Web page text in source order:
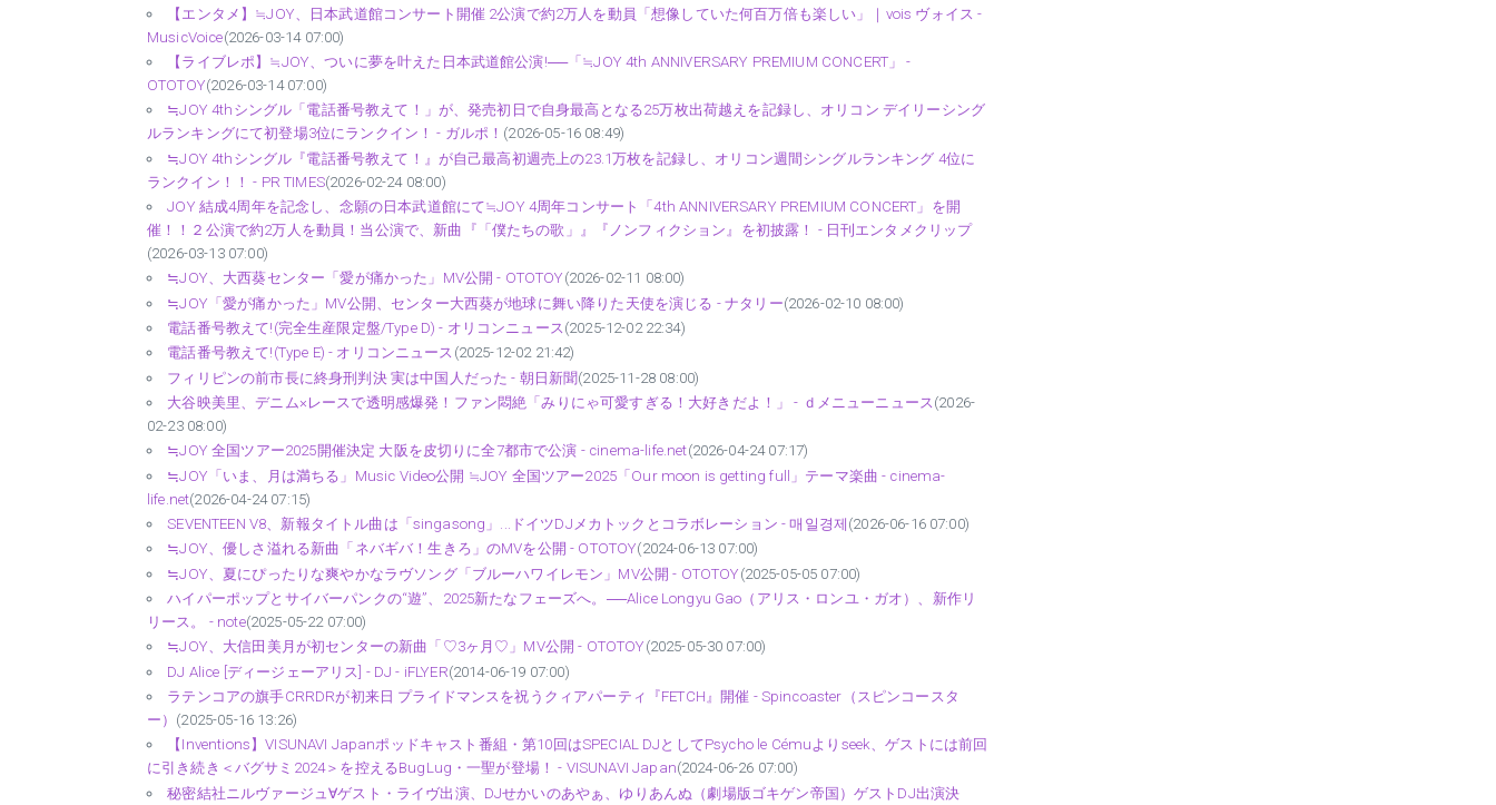
【エンタメ】≒JOY、日本武道館コンサート開催 2公演で約2万人を動員「想像していた何百万倍も楽しい」｜vois ヴォイス -
MusicVoice(2026-03-14 07:00)
【ライブレポ】≒JOY、ついに夢を叶えた日本武道館公演!──「≒JOY 4th ANNIVERSARY PREMIUM CONCERT」 -
OTOTOY(2026-03-14 07:00)
≒JOY 4thシングル「電話番号教えて！」が、発売初日で自身最高となる25万枚出荷越えを記録し、オリコン デイリーシング
ルランキングにて初登場3位にランクイン！ - ガルポ！ (2026-05-16 08:49)
≒JOY 4thシングル『電話番号教えて！』が自己最高初週売上の23.1万枚を記録し、オリコン週間シングルランキング 4位に
ランクイン！！ - PR TIMES(2026-02-24 08:00)
JOY 結成4周年を記念し、念願の日本武道館にて≒JOY 4周年コンサート「4th ANNIVERSARY PREMIUM CONCERT」を開
催！！２公演で約2万人を動員！当公演で、新曲『「僕たちの歌」』『ノンフィクション』を初披露！ - 日刊エンタメクリップ
(2026-03-13 07:00)
≒JOY、大西葵センター「愛が痛かった」MV公開 - OTOTOY (2026-02-11 08:00)
≒JOY「愛が痛かった」MV公開、センター大西葵が地球に舞い降りた天使を演じる - ナタリー(2026-02-10 08:00)
電話番号教えて!(完全生産限定盤/Type D) - オリコンニュース(2025-12-02 22:34)
電話番号教えて!(Type E) - オリコンニュース (2025-12-02 21:42)
フィリピンの前市長に終身刑判決 実は中国人だった - 朝日新聞(2025-11-28 08:00)
大谷映美里、デニム×レースで透明感爆発！ファン悶絶「みりにゃ可愛すぎる！大好きだよ！」 - ｄメニューニュース(2026-
02-23 08:00)
≒JOY 全国ツアー2025開催決定 大阪を皮切りに全7都市で公演 - cinema-life.net(2026-04-24 07:17)
≒JOY「いま、月は満ちる」Music Video公開 ≒JOY 全国ツアー2025「Our moon is getting full」テーマ楽曲 - cinema-
life.net(2026-04-24 07:15)
SEVENTEEN V8、新報タイトル曲は「singasong」...ドイツDJメカトックとコラボレーション - 매일경제 (2026-06-16 07:00)
≒JOY、優しさ溢れる新曲「ネバギバ！生きろ」のMVを公開 - OTOTOY(2024-06-13 07:00)
≒JOY、夏にぴったりな爽やかなラヴソング「ブルーハワイレモン」MV公開 - OTOTOY (2025-05-05 07:00)
ハイパーポップとサイバーパンクの“遊”、2025新たなフェーズへ。──Alice Longyu Gao（アリス・ロンユ・ガオ）、新作リ
リース。 - note(2025-05-22 07:00)
≒JOY、大信田美月が初センターの新曲「♡3ヶ月♡」MV公開 - OTOTOY (2025-05-30 07:00)
DJ Alice [ディージェーアリス] - DJ - iFLYER(2014-06-19 07:00)
ラテンコアの旗手CRRDRが初来日 プライドマンスを祝うクィアパーティ『FETCH』開催 - Spincoaster（スピンコースタ
ー） (2025-05-16 13:26)
【Inventions】VISUNAVI Japanポッドキャスト番組・第10回はSPECIAL DJとしてPsycho le Cémuよりseek、ゲストには前回
に引き続き＜バグサミ2024＞を控えるBugLug・一聖が登場！ - VISUNAVI Japan(2024-06-26 07:00)
秘密結社ニルヴァージュ∀ゲスト・ライヴ出演、DJせかいのあやぁ、ゆりあんぬ（劇場版ゴキゲン帝国）ゲストDJ出演決